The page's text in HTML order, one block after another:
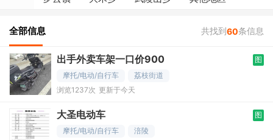
全部信息 共找到60条信息
出手外卖车架一口价900
图
摩托/电动/自行车
荔枝街道
浏览1237次 更新于今天
大圣电动车
图
摩托/电动/自行车
涪陵